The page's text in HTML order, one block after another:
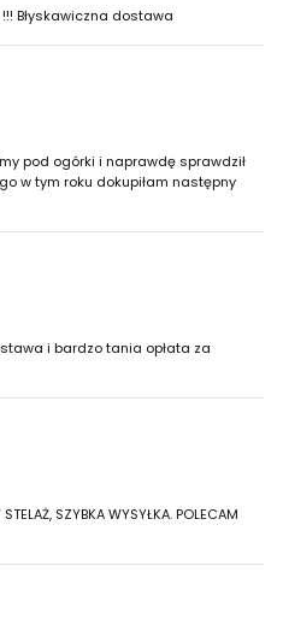
Błyskawiczna dostawa
pod ogórki i naprawdę sprawdził
w tym roku dokupiłam następny
i bardzo tania opłata za
SZYBKA WYSYŁKA. POLECAM